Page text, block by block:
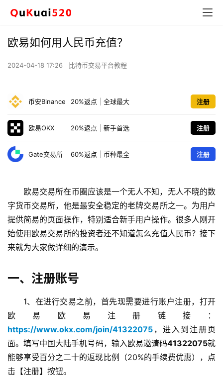
欧易如何用人民币充值？
2024-04-18 17:26 比特币交易平台教程
币安Binance 20%返点 全球最大 注册
欧易OKX 20%返点 新手首选 注册
Gate交易所 60%返点 币种最全 注册
欧易交易所在币圈应该是一个无人不知，无人不晓的数
字货币交易所，他是最安全稳定的老牌交易所之一。为用户
提供简易的页面操作，特别适合新手用户操作。很多人刚开
始使用欧易交易所的投资者还不知道怎么充值人民币？接下
来就为大家做详细的演示。
一、注册账号
1、在进行交易之前，首先现需要进行账户注册，打开
欧易欧易注册链接：
https://www.okx.com/join/41322075 ，进入到注册页
面。填写中国大陆手机号码，输入欧易邀请码41322075就
能够享受百分之二十的返现比例（20%的手续费优惠），点
击【注册】按钮。